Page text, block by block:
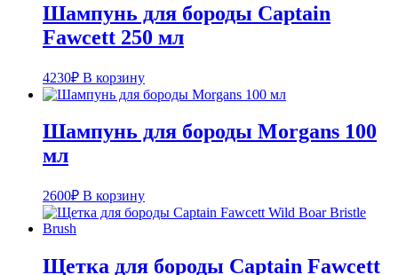
Шампунь для бороды Captain
Fawcett 250 мл
4230₽ В корзину
Шампунь для бороды Morgans 100
мл
2600₽ В корзину
Щетка для бороды Captain Fawcett